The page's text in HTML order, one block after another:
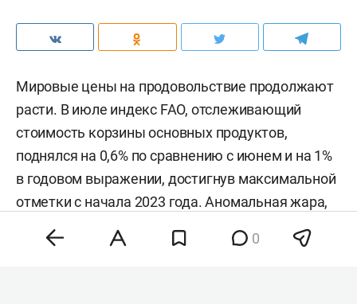
Мировые цены на продовольствие продолжают
расти. В июле индекс FAO, отслеживающий
стоимость корзины основных продуктов,
поднялся на 0,6% по сравнению с июнем и на 1%
в годовом выражении, достигнув максимальной
отметки с начала 2023 года. Аномальная жара,
нестабильность на энергетических рынках и
геополитическая напряженность разогнали
0